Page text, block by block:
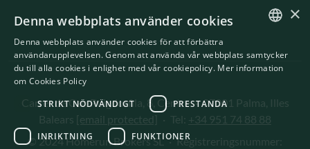
Carrer de Can Puigdorfila, 8, Centre · 07001 Palma, Illes
Balears [email protected] · Tel: +34 951 74 88 88
© 2024 Homerun Brokers SL · Registreringsnummer:
ENGLISH
SWEDISH
×
Denna webbplats använder cookies
Denna webbplats använder cookies för att förbättra
användarupplevelsen. Genom att använda vår webbplats samtycker
du till alla cookies i enlighet med vår cookiepolicy. Mer information
om Cookies Policy
STRIKT NÖDVÄNDIGT
PRESTANDA
INRIKTNING FUNKTIONER